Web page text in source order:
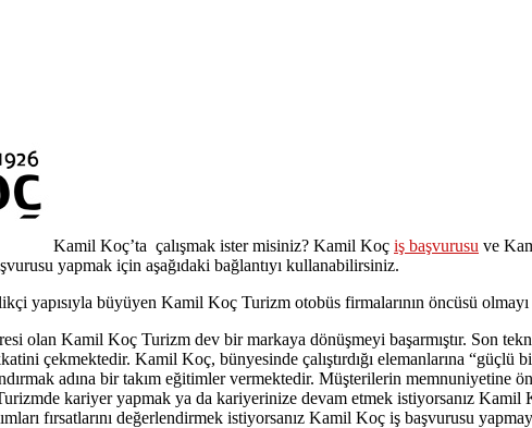
Kamil Koç’ta çalışmak ister misiniz? Kamil Koç iş başvurusu ve
yapmak için aşağıdaki bağlantıyı kullanabilirsiniz.
yapısıyla büyüyen Kamil Koç Turizm otobüs firmalarının öncüsü olmayı
olan Kamil Koç Turizm dev bir markaya dönüşmeyi başarmıştır. Son
çekmektedir. Kamil Koç, bünyesinde çalıştırdığı elemanlarına “güçlü
adına bir takım eğitimler vermektedir. Müşterilerin
kariyer yapmak ya da kariyerinize devam etmek istiyorsanız
fırsatlarını değerlendirmek istiyorsanız Kamil Koç iş başvurusu